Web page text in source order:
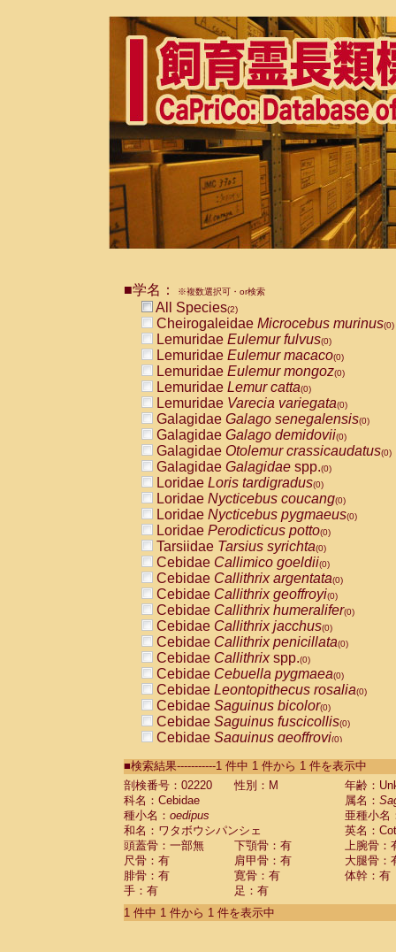
■学名： ※複数選択可・or検索
All Species(2)
Cheirogaleidae Microcebus murinus(0)
Lemuridae Eulemur fulvus(0)
Lemuridae Eulemur macaco(0)
Lemuridae Eulemur mongoz(0)
Lemuridae Lemur catta(0)
Lemuridae Varecia variegata(0)
Galagidae Galago senegalensis(0)
Galagidae Galago demidovii(0)
Galagidae Otolemur crassicaudatus(0)
Galagidae Galagidae spp.(0)
Loridae Loris tardigradus(0)
Loridae Nycticebus coucang(0)
Loridae Nycticebus pygmaeus(0)
Loridae Perodicticus potto(0)
Tarsiidae Tarsius syrichta(0)
Cebidae Callimico goeldii(0)
Cebidae Callithrix argentata(0)
Cebidae Callithrix geoffroyi(0)
Cebidae Callithrix humeralifer(0)
Cebidae Callithrix jacchus(0)
Cebidae Callithrix penicillata(0)
Cebidae Callithrixspp.(0)
Cebidae Cebuella pygmaea(0)
Cebidae Leontopithecus rosalia(0)
Cebidae Saguinus bicolor(0)
Cebidae Saguinus fuscicollis(0)
Cebidae Saguinus geoffroyi(0)
CebidaeSaguinus labiatus(0)
Cebidae Saguinus leucopus (0)
Cebidae
Cebidae
CebidaeSaguinus nigricollis (1)
Cebidae Saguinus oedipus
Cebidae Saguinus weddelli
Cebidae Saguinusspp.
Cebidae Aotus trivirgatus
Cebidae Cebus albifrons
■検索結果-----------1 件中 1 件から 1 件を表示中
剖検番号：02220
性別：M
年齢：
科名：Cebidae
属名：
種小名： oedipus
亜種小名
和名：ワタボウシパンシェ
英名：
頭蓋骨：一部無
下顎骨：有
上腕骨：
尺骨：有
肩甲骨：有
大腿骨：
腓骨：有
寛骨：有
体幹：有
手：有
足：有
1 件中 1 件から 1 件を表示中